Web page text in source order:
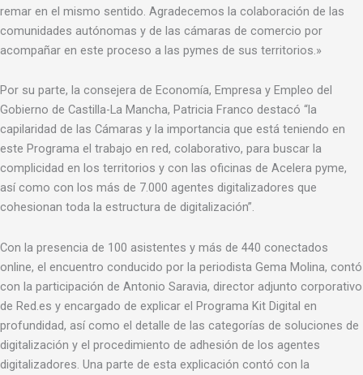
remar en el mismo sentido. Agradecemos la colaboración de las
comunidades autónomas y de las cámaras de comercio por
acompañar en este proceso a las pymes de sus territorios.»
Por su parte, la consejera de Economía, Empresa y Empleo del
Gobierno de Castilla-La Mancha, Patricia Franco destacó “la
capilaridad de las Cámaras y la importancia que está teniendo en
este Programa el trabajo en red, colaborativo, para buscar la
complicidad en los territorios y con las oficinas de Acelera pyme,
así como con los más de 7.000 agentes digitalizadores que
cohesionan toda la estructura de digitalización”.
Con la presencia de 100 asistentes y más de 440 conectados
online, el encuentro conducido por la periodista Gema Molina, contó
con la participación de Antonio Saravia, director adjunto corporativo
de Red.es y encargado de explicar el Programa Kit Digital en
profundidad, así como el detalle de las categorías de soluciones de
digitalización y el procedimiento de adhesión de los agentes
digitalizadores. Una parte de esta explicación contó con la